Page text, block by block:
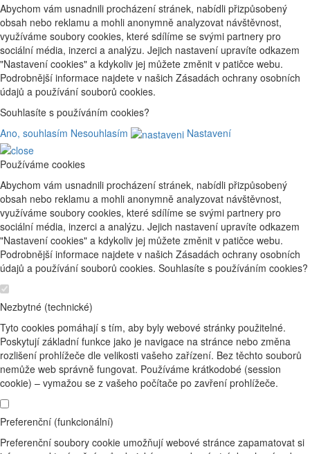
Abychom vám usnadnili procházení stránek, nabídli přizpůsobený
obsah nebo reklamu a mohli anonymně analyzovat návštěvnost,
využíváme soubory cookies, které sdílíme se svými partnery pro
sociální média, inzerci a analýzu. Jejich nastavení upravíte odkazem
"Nastavení cookies" a kdykoliv jej můžete změnit v patičce webu.
Podrobnější informace najdete v našich Zásadách ochrany osobních
údajů a používání souborů cookies.
Souhlasíte s používáním cookies?
Ano, souhlasím Nesouhlasím Nastavení
Používáme cookies
Abychom vám usnadnili procházení stránek, nabídli přizpůsobený
obsah nebo reklamu a mohli anonymně analyzovat návštěvnost,
využíváme soubory cookies, které sdílíme se svými partnery pro
sociální média, inzerci a analýzu. Jejich nastavení upravíte odkazem
"Nastavení cookies" a kdykoliv jej můžete změnit v patičce webu.
Podrobnější informace najdete v našich Zásadách ochrany osobních
údajů a používání souborů cookies. Souhlasíte s používáním cookies?
Nezbytné (technické)
Tyto cookies pomáhají s tím, aby byly webové stránky použitelné.
Poskytují základní funkce jako je navigace na stránce nebo změna
rozlišení prohlížeče dle velikosti vašeho zařízení. Bez těchto souborů
nemůže web správně fungovat. Používáme krátkodobé (session
cookie) – vymažou se z vašeho počítače po zavření prohlížeče.
Preferenční (funkcionální)
Preferenční soubory cookie umožňují webové stránce zapamatovat si